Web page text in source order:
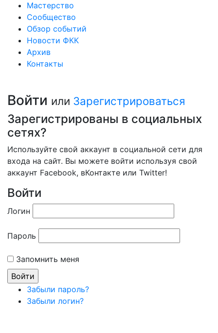
Мастерство
Сообщество
Обзор событий
Новости ФКК
Архив
Контакты
Войти или Зарегистрироваться
Зарегистрированы в социальных
сетях?
Используйте свой аккаунт в социальной сети для
входа на сайт. Вы можете войти используя свой
аккаунт Facebook, вКонтакте или Twitter!
Войти
Логин
Пароль
Запомнить меня
Забыли пароль?
Забыли логин?